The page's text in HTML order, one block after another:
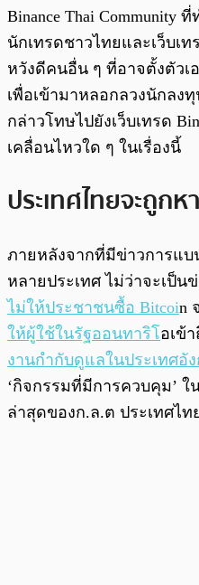
Binance Thai Community
นักเทรดชาวไทยและเว็บเ
หวังดีคนอื่น ๆ ที่อาจตั้งตัวเ
เพื่อเข้ามาหลอกลวงนักลง
กล่าวโทษไปยังเว็บเทรด
เคลื่อนไหวใด ๆ ในเรื่องนี้
ประเทศไทยจะถูกห
ภายหลังจากที่มีข่าวการแบ
หลายประเทศ ไม่ว่าจะเป็น
ไม่ให้ประชาชนซื้อ Bitcoin
ให้ผู้ใช้ในรัฐออนทาริโอเข้
งานกำกับดูแลในประเทศอั
‘กิจกรรมที่มีการควบคุม’ ใ
ล่าสุดของก.ล.ต ประเทศไท